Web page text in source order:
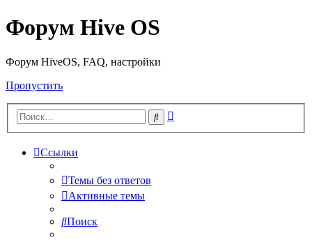
Форум Hive OS
Форум HiveOS, FAQ, настройки
Пропустить
Поиск
Ссылки
Темы без ответов
Активные темы
Поиск